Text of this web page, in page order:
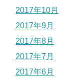
2017年10月
2017年9月
2017年8月
2017年7月
2017年6月